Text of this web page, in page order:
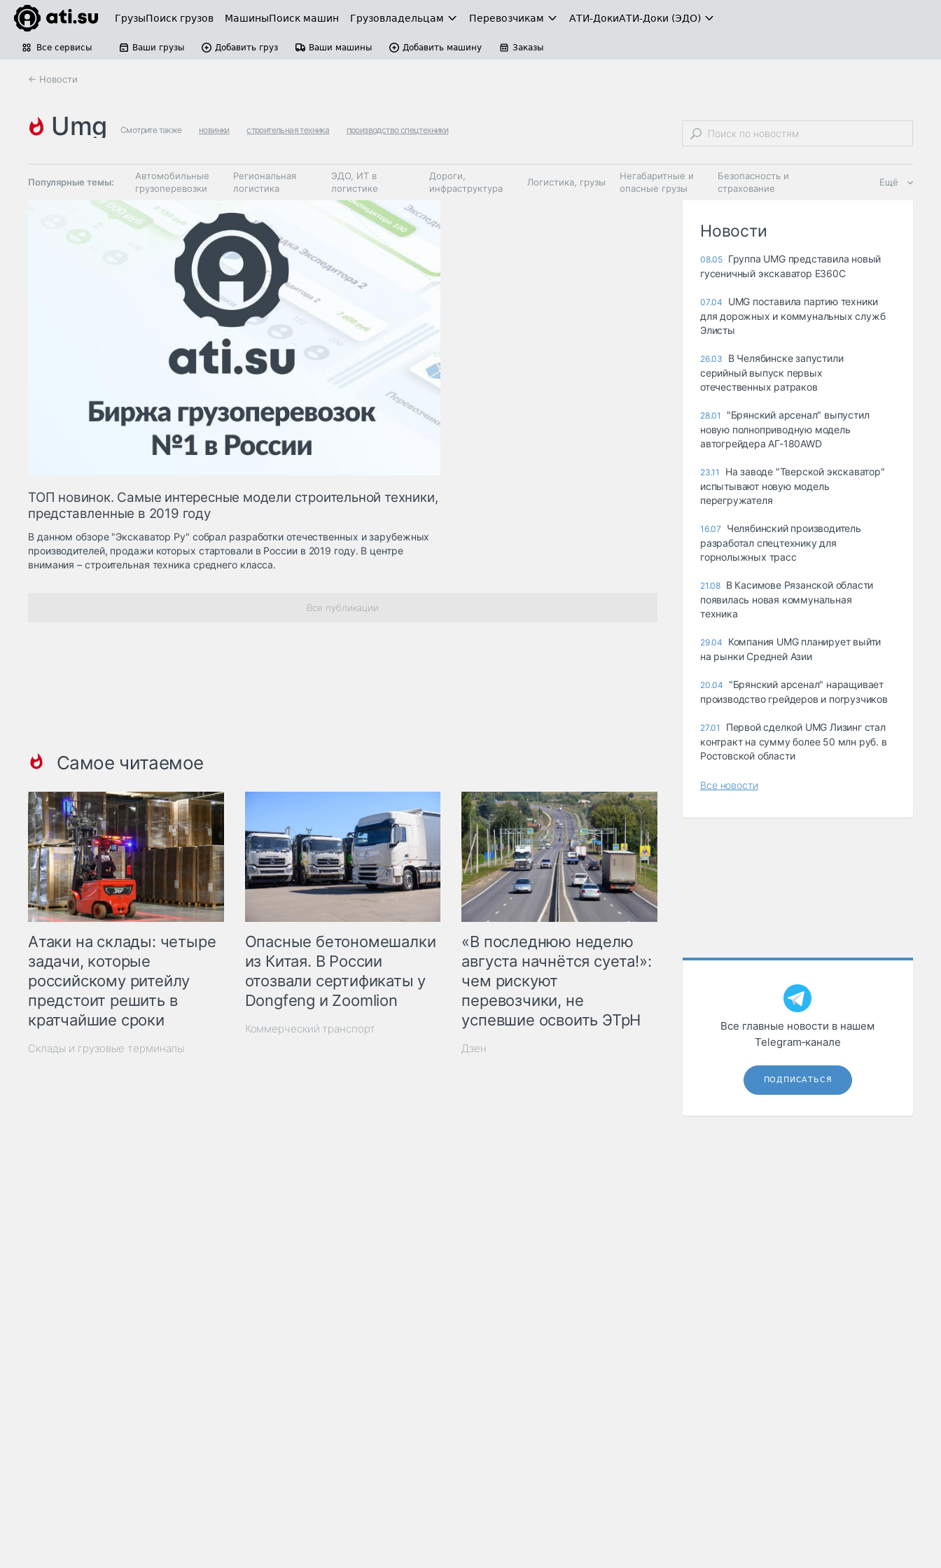
ГрузыПоиск грузов МашиныПоиск машин Грузовладельцам Перевозчикам АТИ-ДокиАТИ-Доки (ЭДО)
Все сервисы Ваши грузы Добавить груз Ваши машины Добавить машину Заказы
← Новости
umg Смотрите также новинки строительная техника производство спецтехники
Популярные темы:
Автомобильные
грузоперевозки
Региональная
логистика
ЭДО, ИТ в
логистике
Дороги,
инфраструктура
Логистика, грузы
Негабаритные и
опасные грузы
Безопасность и
страхование
Таможня и ВЭД
грузовые
терминалы
Коммерческий
транспорт
Спецтехника
Ещё
ТОП новинок. Самые интересные модели строительной техники,
представленные в 2019 году
В данном обзоре "Экскаватор Ру" собрал разработки отечественных и зарубежных
производителей, продажи которых стартовали в России в 2019 году. В центре
внимания – строительная техника среднего класса.
Все публикации
Самое читаемое
Атаки на склады: четыре
задачи, которые
российскому ритейлу
предстоит решить в
кратчайшие сроки
Склады и грузовые терминалы
Опасные бетономешалки
из Китая. В России
отозвали сертификаты у
Dongfeng и Zoomlion
Коммерческий транспорт
«В последнюю неделю
августа начнётся суета!»:
чем рискуют
перевозчики, не
успевшие освоить ЭТрН
Дзен
Новости
08.05 Группа UMG представила новый
гусеничный экскаватор Е360С
07.04
UMG поставила партию техники
для дорожных и коммунальных служб
Элисты
26.03
В Челябинске запустили
серийный выпуск первых
отечественных ратраков
28.01
"Брянский арсенал" выпустил
новую полноприводную модель
автогрейдера АГ-180AWD
23.11
На заводе "Тверской экскаватор"
испытывают новую модель
перегружателя
16.07
Челябинский производитель
разработал спецтехнику для
горнолыжных трасс
21.08 В Касимове Рязанской области
появилась новая коммунальная
техника
29.04
Компания UMG планирует выйти
на рынки Средней Азии
20.04
"Брянский арсенал" наращивает
производство грейдеров и погрузчиков
27.01
Первой сделкой UMG Лизинг стал
контракт на сумму более 50 млн руб. в
Ростовской области
Все новости
Все главные новости в нашем
Telegram‑канале
ПОДПИСАТЬСЯ